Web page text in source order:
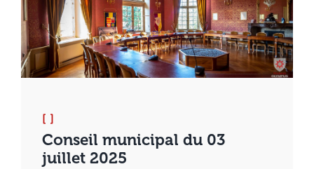
[ ]
Conseil municipal du 03
juillet 2025